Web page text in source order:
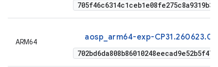
ARM64 aosp_arm64-exp-